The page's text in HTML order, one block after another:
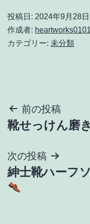
投稿日: 2024年9月28日
作成者: heartworks0101
カテゴリー: 未分類
投
稿
ナ
ビ
前の投稿
靴せっけん磨き
次の投稿
紳士靴ハーフ